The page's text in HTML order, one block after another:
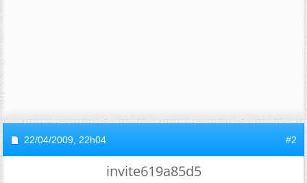
22/04/2009, 22h04 #2
invite619a85d5